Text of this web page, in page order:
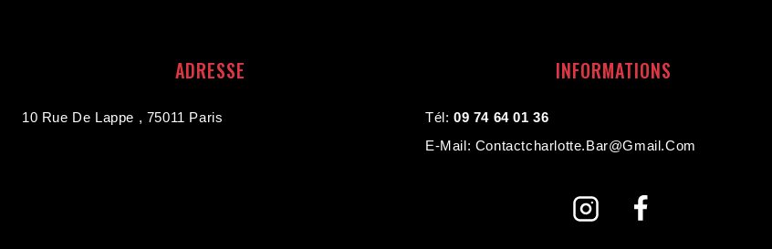
ADRESSE
10 Rue De Lappe , 75011 Paris
INFORMATIONS
Tél: 09 74 64 01 36
E-Mail: Contactcharlotte.bar@gmail.com